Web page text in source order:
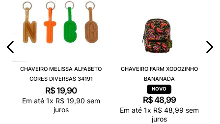
CHAVEIRO MELISSA ALFABETO
CORES DIVERSAS 34191
R$ 19,90
Em até 1x R$ 19,90 sem
juros
CHAVEIRO FARM XODOZINHO
BANANADA
R$48,99
Em até 1x R$ 48,99 sem
juros